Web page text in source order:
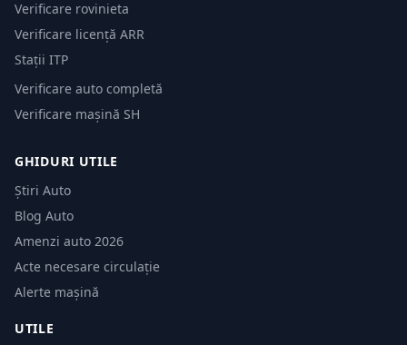
Verificare rovinieta
Verificare licență ARR
Stații ITP
Verificare auto completă
Verificare mașină SH
GHIDURI UTILE
Știri Auto
Blog Auto
Amenzi auto 2026
Acte necesare circulație
Alerte mașină
UTILE